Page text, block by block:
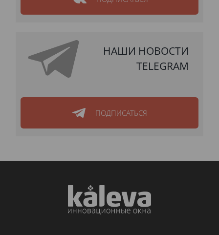
НАШИ НОВОСТИ
TELEGRAM
ПОДПИСАТЬСЯ